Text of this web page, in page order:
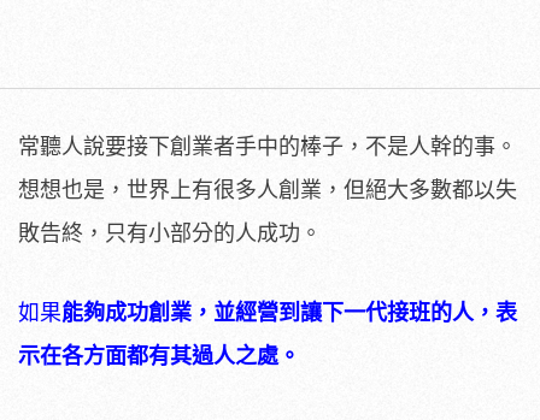
常聽人說要接下創業者手中的棒子，不是人幹的事。
想想也是，世界上有很多人創業，但絕大多數都以失
敗告終，只有小部分的人成功。
如果能夠成功創業，並經營到讓下一代接班的人，表
示在各方面都有其過人之處。